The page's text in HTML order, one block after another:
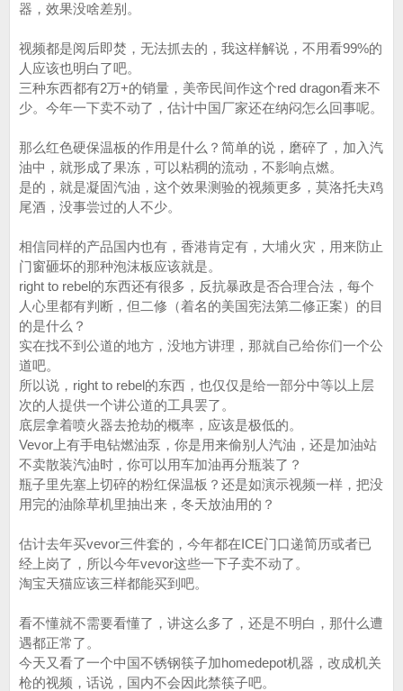
器，效果没啥差别。
视频都是阅后即焚，无法抓去的，我这样解说，不用看99%的
人应该也明白了吧。
三种东西都有2万+的销量，美帝民间作这个red dragon看来不
少。今年一下卖不动了，估计中国厂家还在纳闷怎么回事呢。
那么红色硬保温板的作用是什么？简单的说，磨碎了，加入汽
油中，就形成了果冻，可以粘稠的流动，不影响点燃。
是的，就是凝固汽油，这个效果测验的视频更多，莫洛托夫鸡
尾酒，没事尝过的人不少。
相信同样的产品国内也有，香港肯定有，大埔火灾，用来防止
门窗砸坏的那种泡沫板应该就是。
right to rebel的东西还有很多，反抗暴政是否合理合法，每个
人心里都有判断，但二修（着名的美国宪法第二修正案）的目
的是什么？
实在找不到公道的地方，没地方讲理，那就自己给你们一个公
道吧。
所以说，right to rebel的东西，也仅仅是给一部分中等以上层
次的人提供一个讲公道的工具罢了。
底层拿着喷火器去抢劫的概率，应该是极低的。
Vevor上有手电钻燃油泵，你是用来偷别人汽油，还是加油站
不卖散装汽油时，你可以用车加油再分瓶装了？
瓶子里先塞上切碎的粉红保温板？还是如演示视频一样，把没
用完的油除草机里抽出来，冬天放油用的？
估计去年买vevor三件套的，今年都在ICE门口递简历或者已
经上岗了，所以今年vevor这些一下子卖不动了。
淘宝天猫应该三样都能买到吧。
看不懂就不需要看懂了，讲这么多了，还是不明白，那什么遭
遇都正常了。
今天又看了一个中国不锈钢筷子加homedepot机器，改成机关
枪的视频，话说，国内不会因此禁筷子吧。